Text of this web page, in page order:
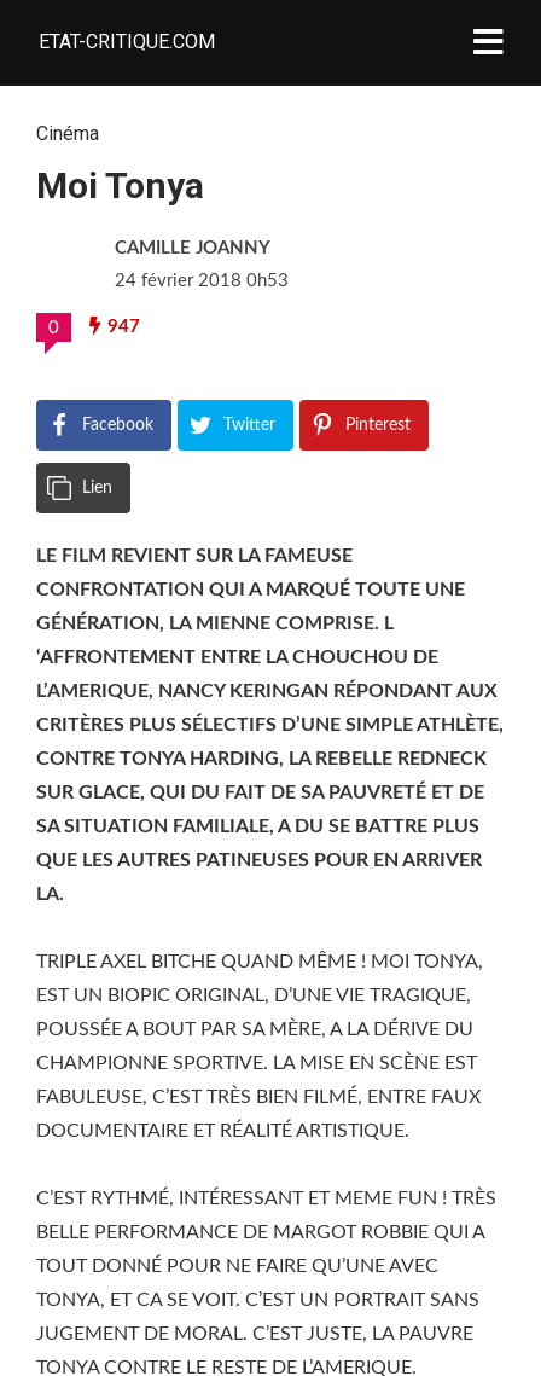
ETAT-CRITIQUE.COM
Cinéma
Moi Tonya
CAMILLE JOANNY
24 février 2018 0h53
0 947
Facebook Twitter Pinterest
Lien
LE FILM REVIENT SUR LA FAMEUSE
CONFRONTATION QUI A MARQUÉ TOUTE UNE
GÉNÉRATION, LA MIENNE COMPRISE. L
‘AFFRONTEMENT ENTRE LA CHOUCHOU DE
L’AMERIQUE, NANCY KERINGAN RÉPONDANT AUX
CRITÈRES PLUS SÉLECTIFS D’UNE SIMPLE ATHLÈTE,
CONTRE TONYA HARDING, LA REBELLE REDNECK
SUR GLACE, QUI DU FAIT DE SA PAUVRETÉ ET DE
SA SITUATION FAMILIALE, A DU SE BATTRE PLUS
QUE LES AUTRES PATINEUSES POUR EN ARRIVER
LA.
TRIPLE AXEL BITCHE QUAND MÊME ! MOI TONYA,
EST UN BIOPIC ORIGINAL, D’UNE VIE TRAGIQUE,
POUSSÉE A BOUT PAR SA MÈRE, A LA DÉRIVE DU
CHAMPIONNE SPORTIVE. LA MISE EN SCÈNE EST
FABULEUSE, C’EST TRÈS BIEN FILMÉ, ENTRE FAUX
DOCUMENTAIRE ET RÉALITÉ ARTISTIQUE.
C’EST RYTHMÉ, INTÉRESSANT ET MEME FUN ! TRÈS
BELLE PERFORMANCE DE MARGOT ROBBIE QUI A
TOUT DONNÉ POUR NE FAIRE QU’UNE AVEC
TONYA, ET CA SE VOIT. C’EST UN PORTRAIT SANS
JUGEMENT DE MORAL. C’EST JUSTE, LA PAUVRE
TONYA CONTRE LE RESTE DE L’AMERIQUE.